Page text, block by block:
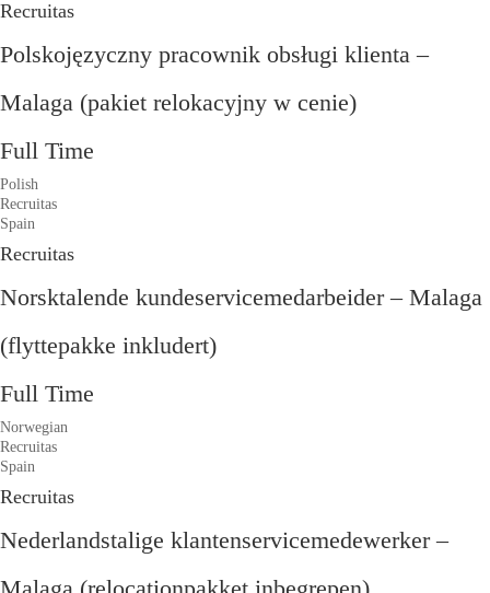
Recruitas
Polskojęzyczny pracownik obsługi klienta –
Malaga (pakiet relokacyjny w cenie)
Full Time
Polish
Recruitas
Spain
Recruitas
Norsktalende kundeservicemedarbeider – Malaga
(flyttepakke inkludert)
Full Time
Norwegian
Recruitas
Spain
Recruitas
Nederlandstalige klantenservicemedewerker –